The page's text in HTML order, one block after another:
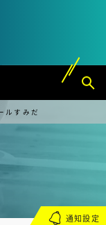
ルすみだ
通知設定